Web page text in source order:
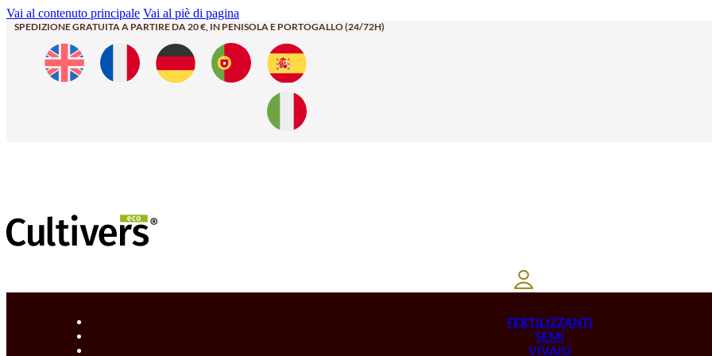
Vai al contenuto principale Vai al piè di pagina
SPEDIZIONE GRATUITA A PARTIRE DA 20 €, IN PENISOLA E PORTOGALLO (24/72H)
FERTILIZZANTI
SEMI
VIVAIO